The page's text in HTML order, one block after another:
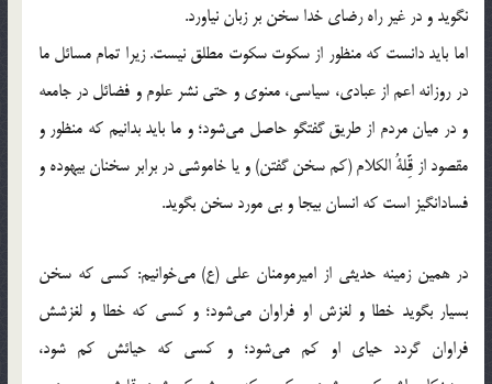
نگوید و در غیر راه رضای خدا سخن بر زبان نیاورد.
اما باید دانست که منظور از سکوت سکوت مطلق نیست. زیرا تمام مسائل ما
در روزانه اعم از عبادی، سیاسی، معنوی و حتی نشر علوم و فضائل در جامعه
و در میان مردم از طریق گفتگو حاصل می‌شود؛ و ما باید بدانیم که منظور و
مقصود از قَِّلةُ الکلام (کم سخن گفتن) و یا خاموشی در برابر سخنان بیهوده و
فسادانگیز است که انسان بیجا و بی مورد سخن بگوید.
در همین زمینه حدیثی از امیرمومنان علی (ع) می‌خوانیم: کسی که سخن
بسیار بگوید خطا و لغزش او فراوان می‌شود؛ و کسی که خطا و لغزشش
فراوان گردد حیای او کم می‌شود؛ و کسی که حیائش کم شود،